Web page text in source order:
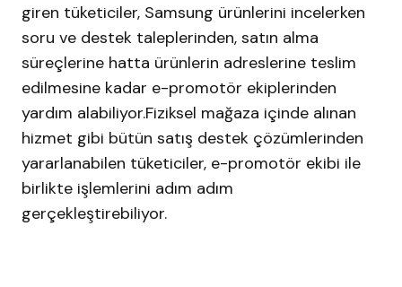
giren tüketiciler, Samsung ürünlerini incelerken
soru ve destek taleplerinden, satın alma
süreçlerine hatta ürünlerin adreslerine teslim
edilmesine kadar e-promotör ekiplerinden
yardım alabiliyor.Fiziksel mağaza içinde alınan
hizmet gibi bütün satış destek çözümlerinden
yararlanabilen tüketiciler, e-promotör ekibi ile
birlikte işlemlerini adım adım
gerçekleştirebiliyor.